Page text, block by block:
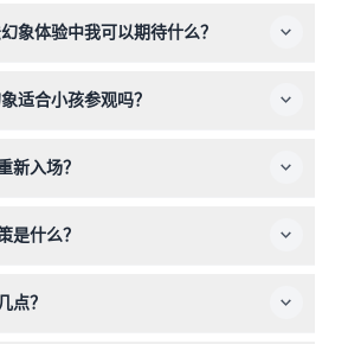
的魔法之旅。
象体验中我可以期待什么？
效果、原创音效，以及动手操作的魔法
适合小孩参观吗？
新入场？
是什么？
点？